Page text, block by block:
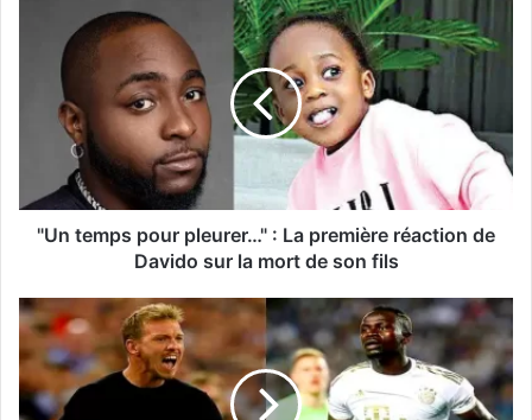
"Un temps pour pleurer…" : La première réaction de
Davido sur la mort de son fils